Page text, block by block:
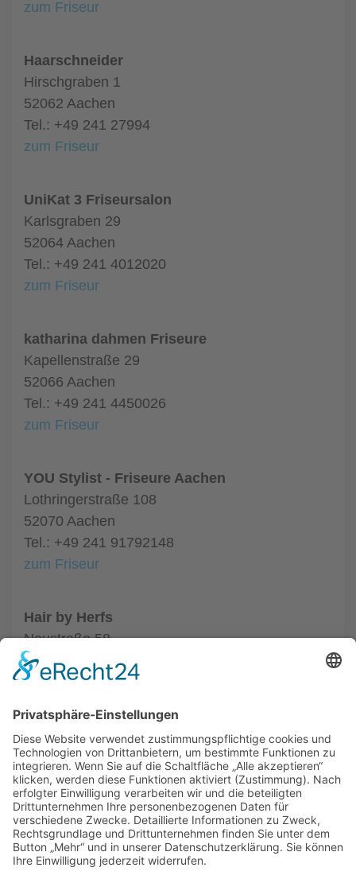
zum Friseur
Haarschneider
Hirschgraben 1
52062 Aachen
Tel.: +49 241 27994
zum Friseur
UniKat 3 Friseursalon
Karlsgraben 29
52064 Aachen
Tel.: +49 241 4012020
zum Friseur
katharina dahmen Friseure
Kapellenstraße 29
52066 Aachen
Tel.: +49 241 4450026
zum Friseur
YOU Stylist - Friseure Aachen
Lothringerstraße 108
52070 Aachen
Tel.: +49 241 91792148
zum Friseur
Hair by Herfs
Neustraße 58
52066 Aachen
Tel.: +49 241 63342
ALLGEMEIN
FRISEURE